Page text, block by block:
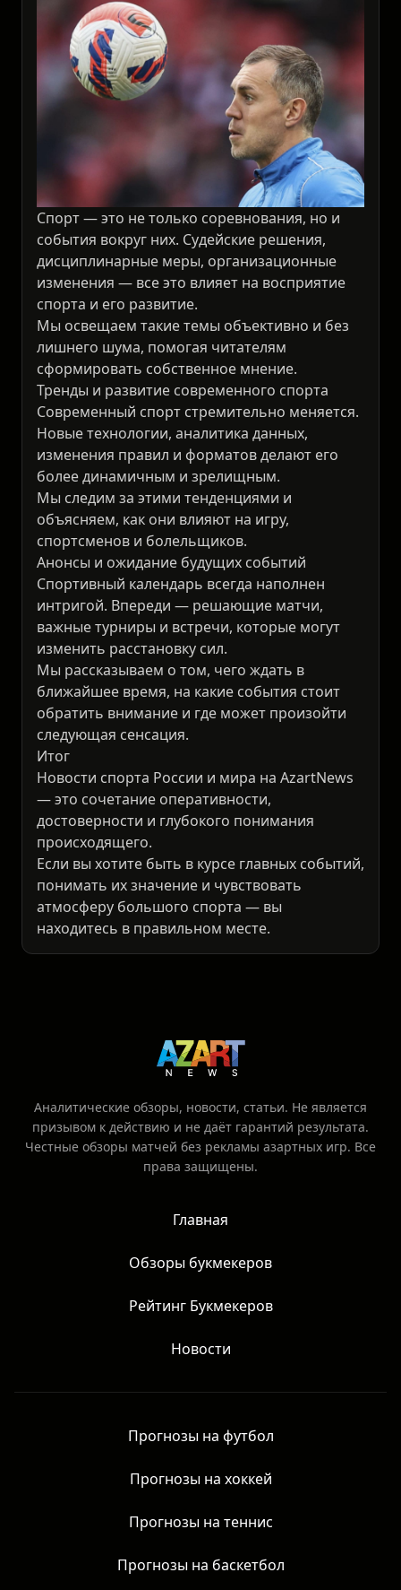
Спорт — это не только соревнования, но и
события вокруг них. Судейские решения,
дисциплинарные меры, организационные
изменения — все это влияет на восприятие
спорта и его развитие.
Мы освещаем такие темы объективно и без
лишнего шума, помогая читателям
сформировать собственное мнение.
Тренды и развитие современного спорта
Современный спорт стремительно меняется.
Новые технологии, аналитика данных,
изменения правил и форматов делают его
более динамичным и зрелищным.
Мы следим за этими тенденциями и
объясняем, как они влияют на игру,
спортсменов и болельщиков.
Анонсы и ожидание будущих событий
Спортивный календарь всегда наполнен
интригой. Впереди — решающие матчи,
важные турниры и встречи, которые могут
изменить расстановку сил.
Мы рассказываем о том, чего ждать в
ближайшее время, на какие события стоит
обратить внимание и где может произойти
следующая сенсация.
Итог
Новости спорта России и мира на AzartNews
— это сочетание оперативности,
достоверности и глубокого понимания
происходящего.
Если вы хотите быть в курсе главных событий,
понимать их значение и чувствовать
атмосферу большого спорта — вы
находитесь в правильном месте.
Аналитические обзоры, новости, статьи. Не является
призывом к действию и не даёт гарантий результата.
Честные обзоры матчей без рекламы азартных игр. Все
права защищены.
Главная
Обзоры букмекеров
Рейтинг Букмекеров
Новости
Прогнозы на футбол
Прогнозы на хоккей
Прогнозы на теннис
Прогнозы на баскетбол